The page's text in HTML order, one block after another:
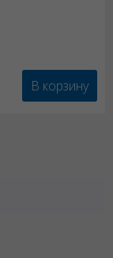
В корзину